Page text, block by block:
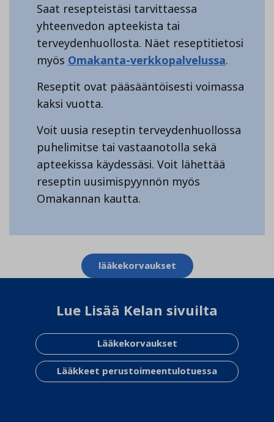
Saat resepteistäsi tarvittaessa
yhteenvedon apteekista tai
terveydenhuollosta. Näet reseptitietosi
myös Omakanta-verkkopalvelussa.
Reseptit ovat pääsääntöisesti voimassa
kaksi vuotta.
Voit uusia reseptin terveydenhuollossa
puhelimitse tai vastaanotolla sekä
apteekissa käydessäsi. Voit lähettää
reseptin uusimispyynnön myös
Omakannan kautta.
Aihesanat lääkekorvaukset
Lue Lisää Kelan sivuilta
Lääkekorvaukset
Lääkkeet perustoimeentulotuessa